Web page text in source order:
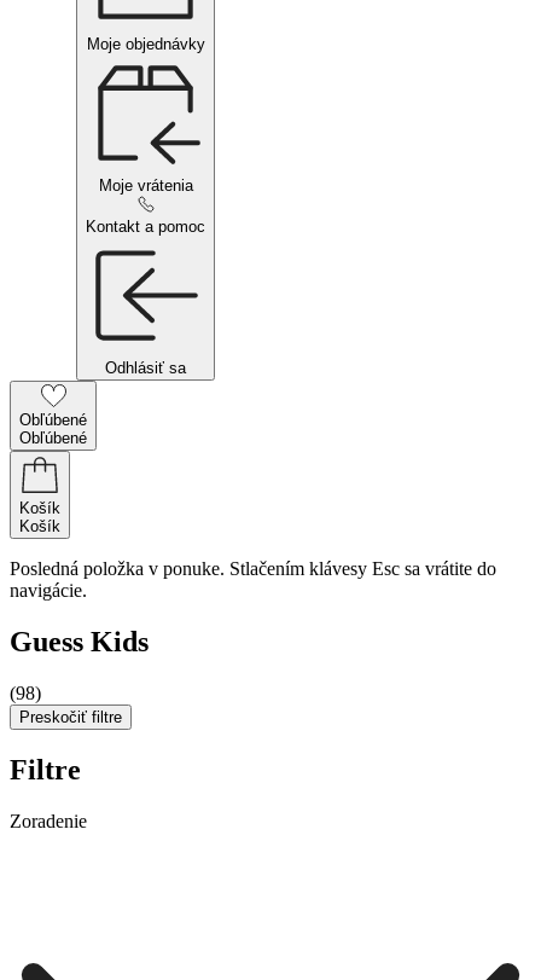
Moje objednávky
Moje vrátenia
Kontakt a pomoc
Odhlásiť sa
Obľúbené
Obľúbené
Košík
Košík
Posledná položka v ponuke. Stlačením klávesy Esc sa vrátite do
navigácie.
Guess Kids
(98)
Preskočiť filtre
Filtre
Zoradenie